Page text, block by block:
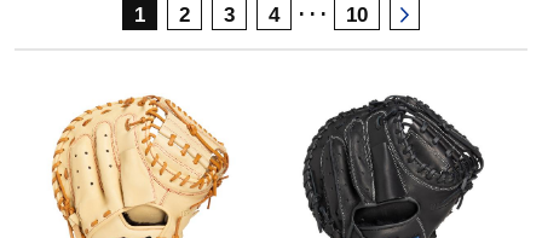
ランニング
サッカー／フットサル
トレーニング
1 2 3 4 ･･･ 10